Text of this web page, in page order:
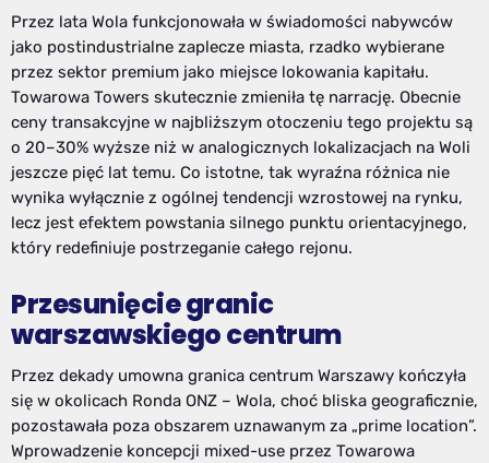
Przez lata Wola funkcjonowała w świadomości nabywców
jako postindustrialne zaplecze miasta, rzadko wybierane
przez sektor premium jako miejsce lokowania kapitału.
Towarowa Towers skutecznie zmieniła tę narrację. Obecnie
ceny transakcyjne w najbliższym otoczeniu tego projektu są
o 20–30% wyższe niż w analogicznych lokalizacjach na Woli
jeszcze pięć lat temu. Co istotne, tak wyraźna różnica nie
wynika wyłącznie z ogólnej tendencji wzrostowej na rynku,
lecz jest efektem powstania silnego punktu orientacyjnego,
który redefiniuje postrzeganie całego rejonu.
Przesunięcie granic
warszawskiego centrum
Przez dekady umowna granica centrum Warszawy kończyła
się w okolicach Ronda ONZ – Wola, choć bliska geograficznie,
pozostawała poza obszarem uznawanym za „prime location”.
Wprowadzenie koncepcji mixed-use przez Towarowa